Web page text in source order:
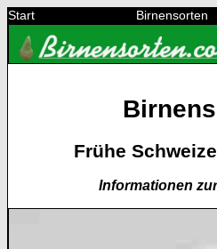
Start Birnensorten
Frühe
Informationen